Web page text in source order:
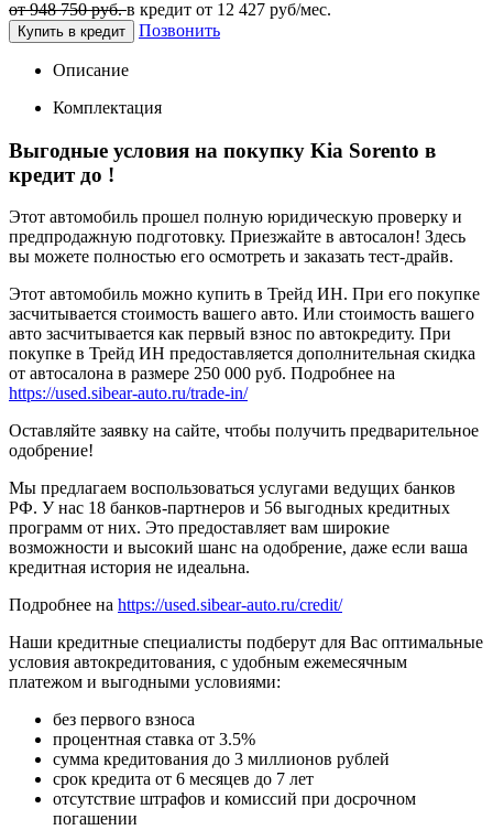
от 948 750 руб.в кредит от 12 427 руб/мес.
Купить в кредит Позвонить
Описание
Комплектация
Выгодные условия на покупку Kia Sorento в
кредит до !
Этот автомобиль прошел полную юридическую проверку и
предпродажную подготовку. Приезжайте в автосалон! Здесь
вы можете полностью его осмотреть и заказать тест-драйв.
Этот автомобиль можно купить в Трейд ИН. При его покупке
засчитывается стоимость вашего авто. Или стоимость вашего
авто засчитывается как первый взнос по автокредиту. При
покупке в Трейд ИН предоставляется дополнительная скидка
от автосалона в размере 250 000 руб. Подробнее на
https://used.sibear-auto.ru/trade-in/
Оставляйте заявку на сайте, чтобы получить предварительное
одобрение!
Мы предлагаем воспользоваться услугами ведущих банков
РФ. У нас 18 банков-партнеров и 56 выгодных кредитных
программ от них. Это предоставляет вам широкие
возможности и высокий шанс на одобрение, даже если ваша
кредитная история не идеальна.
Подробнее на https://used.sibear-auto.ru/credit/
Наши кредитные специалисты подберут для Вас оптимальные
условия автокредитования, с удобным ежемесячным
платежом и выгодными условиями:
без первого взноса
процентная ставка от 3.5%
сумма кредитования до 3 миллионов рублей
срок кредита от 6 месяцев до 7 лет
отсутствие штрафов и комиссий при досрочном
погашении